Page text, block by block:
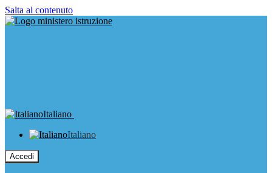
Salta al contenuto
Italiano
Italiano
Accedi